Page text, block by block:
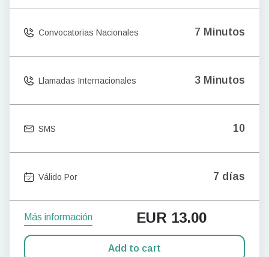
Convocatorias Nacionales 7 Minutos
Llamadas Internacionales 3 Minutos
SMS 10
Válido Por 7 días
Más información EUR 13.00
Add to cart